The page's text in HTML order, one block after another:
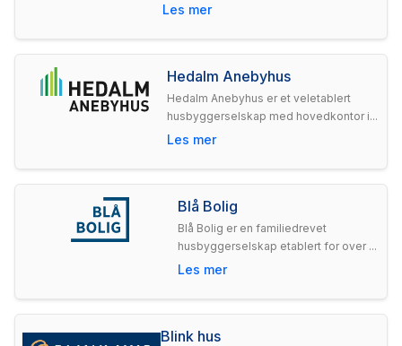
Les mer
Hedalm Anebyhus
Hedalm Anebyhus er et veletablert
husbyggerselskap med hovedkontor i...
Les mer
Blå Bolig
Blå Bolig er en familiedrevet
husbyggerselskap etablert for over ...
Les mer
Blink hus